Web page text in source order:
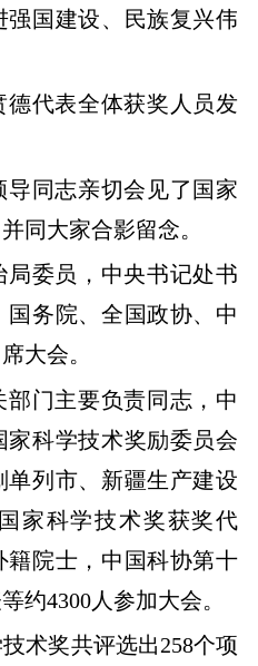
国建设、民族复兴伟
德代表全体获奖人员发
同志亲切会见了国家
同大家合影留念。
委员，中央书记处书
务院、全国政协、中
大会。
部门主要负责同志，中
科学技术奖励委员会
列市、新疆生产建设
家科学技术奖获奖代
院士，中国科协第十
约4300人参加大会。
术奖共评选出258个项